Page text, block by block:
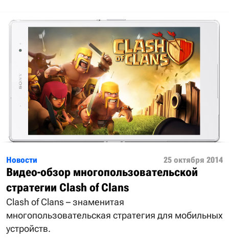
Новости 25 октября 2014
Видео-обзор многопользовательской
стратегии Сlash of Clans
Сlash of Clans – знаменитая
многопользовательская стратегия для мобильных
устройств.